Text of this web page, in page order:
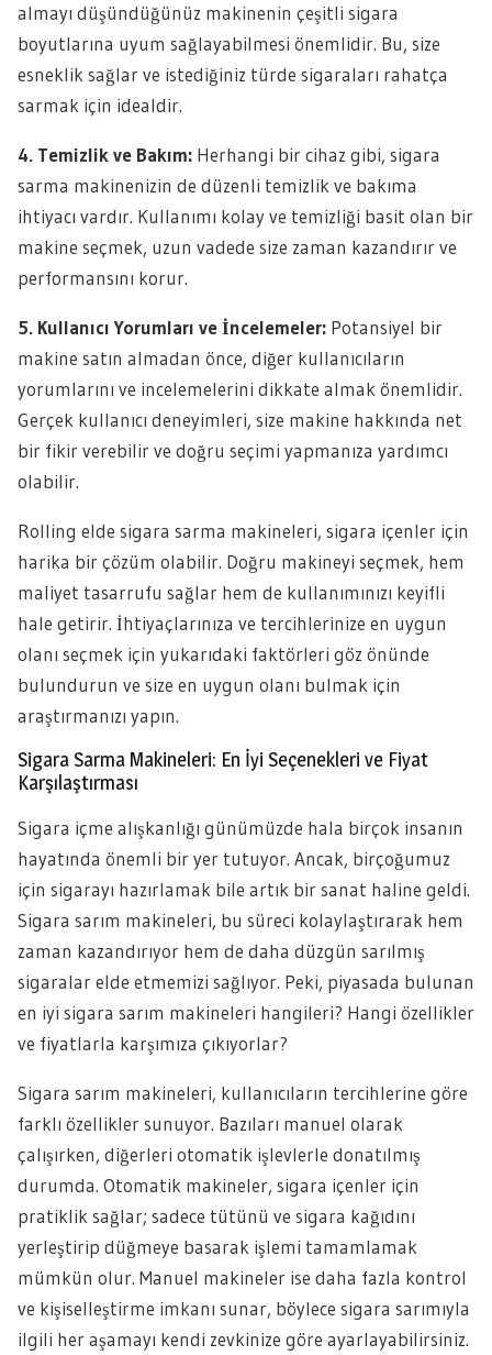
almayı düşündüğünüz makinenin çeşitli sigara
boyutlarına uyum sağlayabilmesi önemlidir. Bu, size
esneklik sağlar ve istediğiniz türde sigaraları rahatça
sarmak için idealdir.
4. Temizlik ve Bakım: Herhangi bir cihaz gibi, sigara
sarma makinenizin de düzenli temizlik ve bakıma
ihtiyacı vardır. Kullanımı kolay ve temizliği basit olan bir
makine seçmek, uzun vadede size zaman kazandırır ve
performansını korur.
5. Kullanıcı Yorumları ve İncelemeler: Potansiyel bir
makine satın almadan önce, diğer kullanıcıların
yorumlarını ve incelemelerini dikkate almak önemlidir.
Gerçek kullanıcı deneyimleri, size makine hakkında net
bir fikir verebilir ve doğru seçimi yapmanıza yardımcı
olabilir.
Rolling elde sigara sarma makineleri, sigara içenler için
harika bir çözüm olabilir. Doğru makineyi seçmek, hem
maliyet tasarrufu sağlar hem de kullanımınızı keyifli
hale getirir. İhtiyaçlarınıza ve tercihlerinize en uygun
olanı seçmek için yukarıdaki faktörleri göz önünde
bulundurun ve size en uygun olanı bulmak için
araştırmanızı yapın.
Sigara Sarma Makineleri: En İyi Seçenekleri ve Fiyat
Karşılaştırması
Sigara içme alışkanlığı günümüzde hala birçok insanın
hayatında önemli bir yer tutuyor. Ancak, birçoğumuz
için sigarayı hazırlamak bile artık bir sanat haline geldi.
Sigara sarım makineleri, bu süreci kolaylaştırarak hem
zaman kazandırıyor hem de daha düzgün sarılmış
sigaralar elde etmemizi sağlıyor. Peki, piyasada bulunan
en iyi sigara sarım makineleri hangileri? Hangi özellikler
ve fiyatlarla karşımıza çıkıyorlar?
Sigara sarım makineleri, kullanıcıların tercihlerine göre
farklı özellikler sunuyor. Bazıları manuel olarak
çalışırken, diğerleri otomatik işlevlerle donatılmış
durumda. Otomatik makineler, sigara içenler için
pratiklik sağlar; sadece tütünü ve sigara kağıdını
yerleştirip düğmeye basarak işlemi tamamlamak
mümkün olur. Manuel makineler ise daha fazla kontrol
ve kişiselleştirme imkanı sunar, böylece sigara sarımıyla
ilgili her aşamayı kendi zevkinize göre ayarlayabilirsiniz.